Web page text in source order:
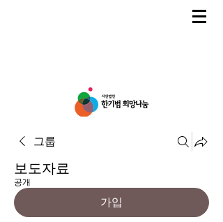
그룹
보도자료
공개
가입